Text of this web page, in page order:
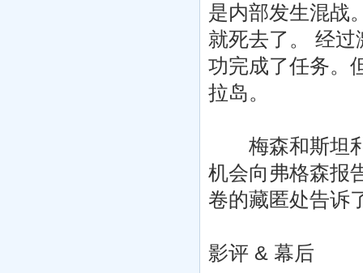
是内部发生混战
就死去了。 经
功完成了任务。
拉岛。
梅森和斯坦利
机会向弗格森报
卷的藏匿处告诉
影评 & 幕后